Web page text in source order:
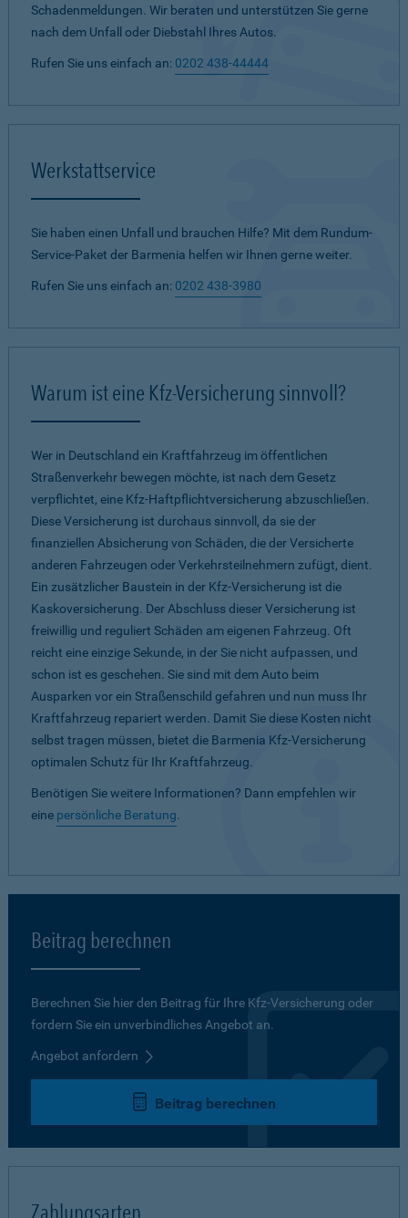
Schadenmeldungen. Wir beraten und unterstützen Sie gerne
nach dem Unfall oder Diebstahl Ihres Autos.
Rufen Sie uns einfach an: 0202 438-44444
Werkstattservice
Sie haben einen Unfall und brauchen Hilfe? Mit dem Rundum-
Service-Paket der Barmenia helfen wir Ihnen gerne weiter.
Rufen Sie uns einfach an: 0202 438-3980
Warum ist eine Kfz-Versicherung sinnvoll?
Wer in Deutschland ein Kraftfahrzeug im öffentlichen
Straßenverkehr bewegen möchte, ist nach dem Gesetz
verpflichtet, eine Kfz-Haftpflichtversicherung abzuschließen.
Diese Versicherung ist durchaus sinnvoll, da sie der
finanziellen Absicherung von Schäden, die der Versicherte
anderen Fahrzeugen oder Verkehrsteilnehmern zufügt, dient.
Ein zusätzlicher Baustein in der Kfz-Versicherung ist die
Kaskoversicherung. Der Abschluss dieser Versicherung ist
freiwillig und reguliert Schäden am eigenen Fahrzeug. Oft
reicht eine einzige Sekunde, in der Sie nicht aufpassen, und
schon ist es geschehen. Sie sind mit dem Auto beim
Ausparken vor ein Straßenschild gefahren und nun muss Ihr
Kraftfahrzeug repariert werden. Damit Sie diese Kosten nicht
selbst tragen müssen, bietet die Barmenia Kfz-Versicherung
optimalen Schutz für Ihr Kraftfahrzeug.
Benötigen Sie weitere Informationen? Dann empfehlen wir
eine persönliche Beratung.
Beitrag berechnen
Berechnen Sie hier den Beitrag für Ihre Kfz-Versicherung oder
fordern Sie ein unverbindliches Angebot an.
Angebot anfordern
Beitrag berechnen
Zahlungsarten